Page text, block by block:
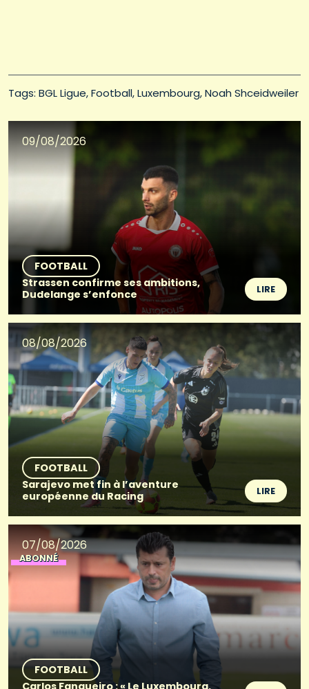
Tags: BGL Ligue Football Luxembourg Noah Shceidweiler
09/08/2026
FOOTBALL
Strassen confirme ses ambitions,
Dudelange s’enfonce
LIRE
08/08/2026
FOOTBALL
Sarajevo met fin à l’aventure
européenne du Racing
LIRE
07/08/2026
ABONNÉ
FOOTBALL